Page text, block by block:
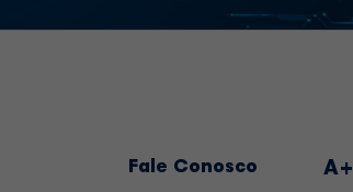
A+
Fale Conosco